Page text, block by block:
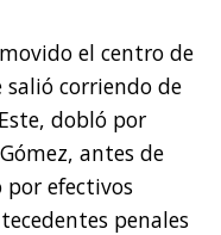
el centro de
corriendo de
dobló por
antes de
por efectivos
penales